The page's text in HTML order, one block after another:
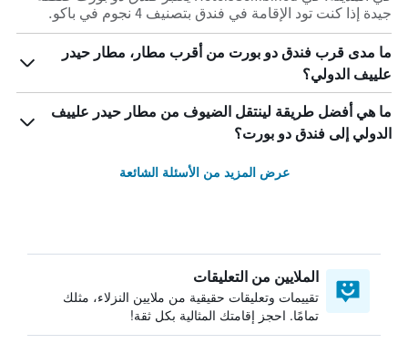
جيدة إذا كنت تود الإقامة في فندق بتصنيف 4 نجوم في باكو.
ما مدى قرب فندق دو بورت من أقرب مطار، مطار حيدر
علييف الدولي؟
ما هي أفضل طريقة لينتقل الضيوف من مطار حيدر علييف
الدولي إلى فندق دو بورت؟
عرض المزيد من الأسئلة الشائعة
الملايين من التعليقات
تقييمات وتعليقات حقيقية من ملايين النزلاء، مثلك
تمامًا. احجز إقامتك المثالية بكل ثقة!